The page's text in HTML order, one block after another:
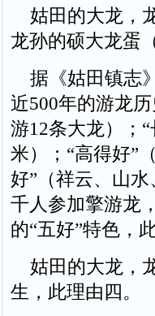
姑田的大龙，
龙孙的硕大龙蛋
据《姑田镇志
近500年的游龙
游12条大龙）；
米）；“高得好”
好”（祥云、山
千人参加擎游龙
的“五好”特色，
姑田的大龙，
生，此理由四。